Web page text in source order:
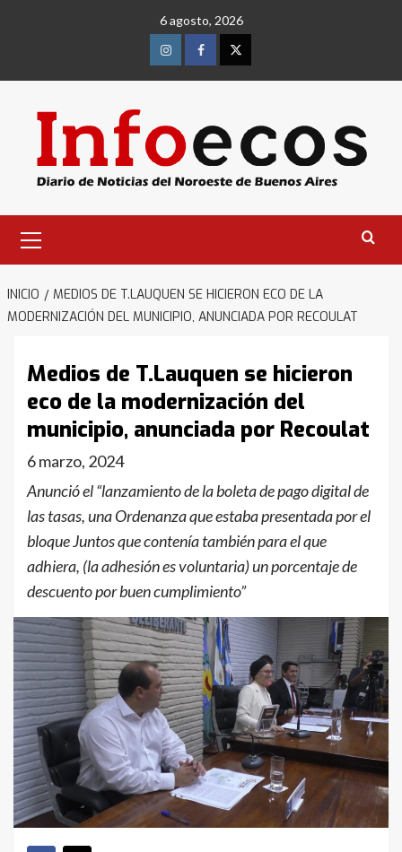
6 agosto, 2026
InstagramFacebookTwitter
primario
INICIO
MEDIOS DE T.LAUQUEN SE HICIERON ECO DE LA
MODERNIZACIÓN DEL MUNICIPIO, ANUNCIADA POR RECOULAT
Medios de T.Lauquen se hicieron
eco de la modernización del
municipio, anunciada por Recoulat
6 marzo, 2024
Anunció el “lanzamiento de la boleta de pago digital de
las tasas, una Ordenanza que estaba presentada por el
bloque Juntos que contenía también para el que
adhiera, (la adhesión es voluntaria) un porcentaje de
descuento por buen cumplimiento”